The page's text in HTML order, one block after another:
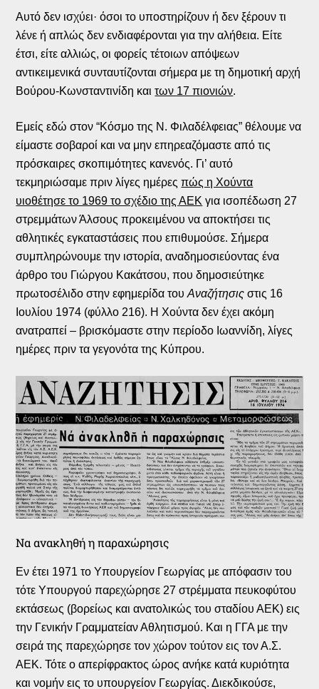
Αυτό δεν ισχύει· όσοι το υποστηρίζουν ή δεν ξέρουν τι
λένε ή απλώς δεν ενδιαφέρονται για την αλήθεια. Είτε
έτσι, είτε αλλιώς, οι φορείς τέτοιων απόψεων
αντικειμενικά συνταυτίζονται σήμερα με τη δημοτική αρχή
Βούρου-Κωνσταντινίδη καιτων 17 πιονιών.
Εμείς εδώ στον “Κόσμο της Ν. Φιλαδέλφειας” θέλουμε να
είμαστε σοβαροί και να μην επηρεαζόμαστε από τις
πρόσκαιρες σκοπιμότητες κανενός. Γι’ αυτό
τεκμηριώσαμε πριν λίγες ημέρεςπώς η Χούντα
υιοθέτησε το 1969 το σχέδιο της ΑΕΚ για ισοπέδωση 27
στρεμμάτων Άλσους προκειμένου να αποκτήσει τις
αθλητικές εγκαταστάσεις που επιθυμούσε. Σήμερα
συμπληρώνουμε την ιστορία, αναδημοσιεύοντας ένα
άρθρο του Γιώργου Κακάτσου, που δημοσιεύτηκε
πρωτοσέλιδο στην εφημερίδα τουΑναζήτησις στις 16
Ιουλίου 1974 (φύλλο 216). Η Χούντα δεν έχει ακόμη
ανατραπεί – βρισκόμαστε στην περίοδο Ιωαννίδη, λίγες
ημέρες πριν τα γεγονότα της Κύπρου.
Να ανακληθή η παραχώρησις
Εν έτει 1971 το Υπουργείον Γεωργίας με απόφασιν του
τότε Υπουργού παρεχώρησε 27 στρέμματα πευκοφύτου
εκτάσεως (βορείως και ανατολικώς του σταδίου ΑΕΚ) εις
την Γενικήν Γραμματείαν Αθλητισμού. Και η ΓΓΑ με την
σειρά της παρεχώρησε τον χώρον τούτον εις τον Α.Σ.
ΑΕΚ. Τότε ο απερίφρακτος ώρος ανήκε κατά κυριότητα
και νομήν εις το υπουργείον Γεωργίας. Διεκδικούσε,